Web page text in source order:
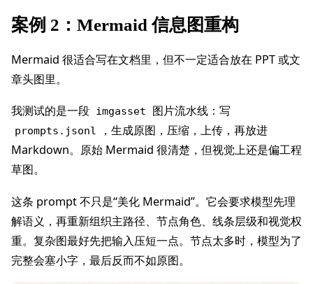
案例 2：Mermaid 信息图重构
Mermaid 很适合写在文档里，但不一定适合放在 PPT 或文
章头图里。
我测试的是一段 imgasset 图片流水线：写
prompts.jsonl
，生成原图，压缩，上传，再放进
Markdown。原始 Mermaid 很清楚，但视觉上还是偏工程
草图。
这条 prompt 不只是“美化 Mermaid”。它会要求模型先理
解语义，再重新组织主路径、节点角色、线条层级和视觉权
重。复杂图最好先把输入压短一点。节点太多时，模型为了
完整会塞小字，最后反而不如原图。